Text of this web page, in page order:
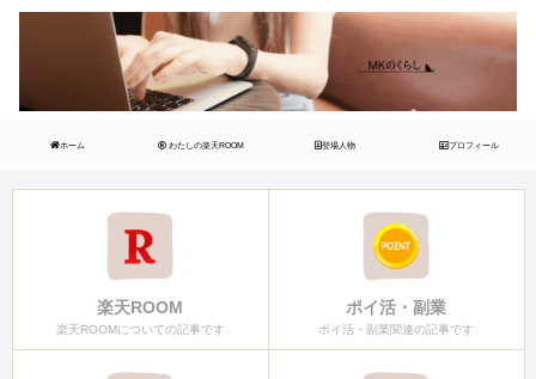
ホーム わたしの楽天ROOM 登場人物 プロフィール
楽天ROOM
楽天ROOMについての記事です
ポイ活・副業
ポイ活・副業関連の記事です